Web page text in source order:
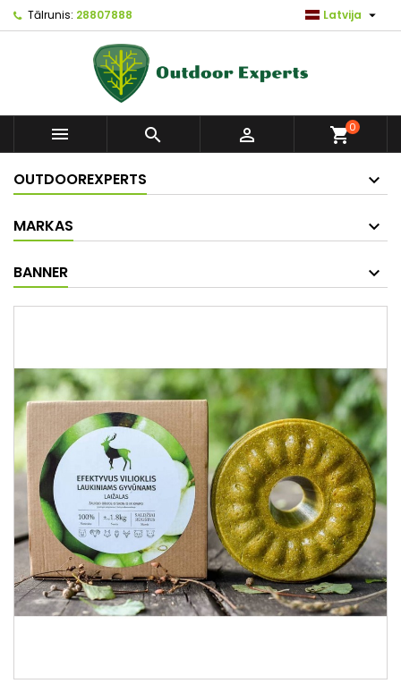
Tālrunis: 28807888 Latvija 
   shopping_cart0
OUTDOOREXPERTS
MARKAS
BANNER